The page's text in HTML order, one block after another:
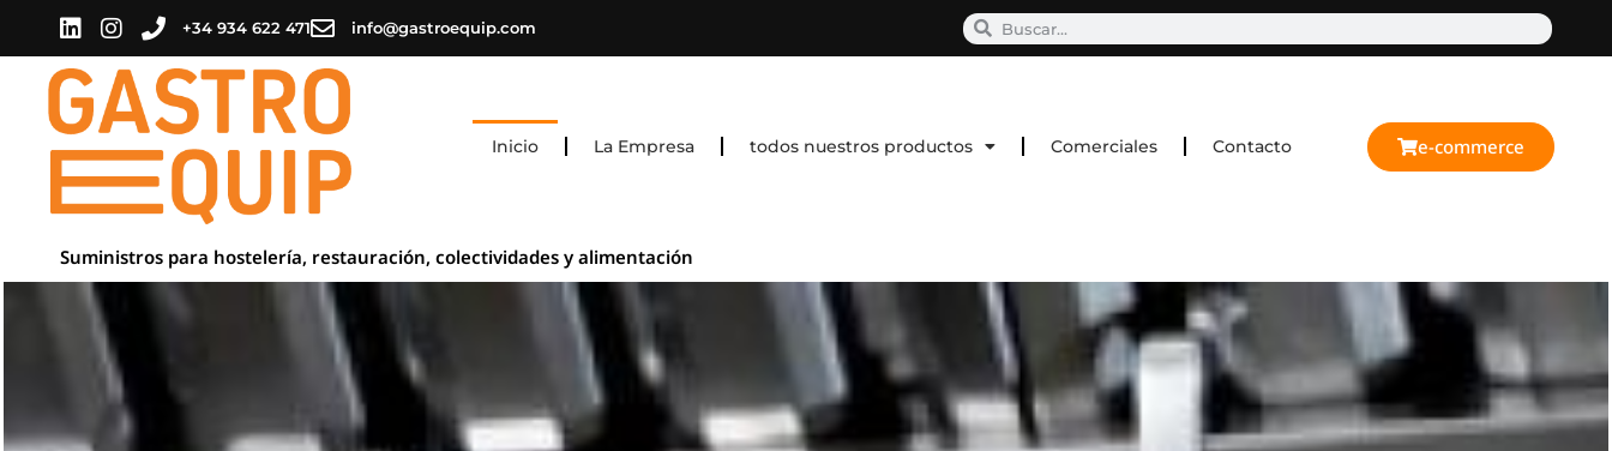
+34 934 622 471 info@gastroequip.com
Inicio La Empresa todos nuestros productos Comerciales Contacto e-commerce
Suministros para hostelería, restauración, colectividades y alimentación